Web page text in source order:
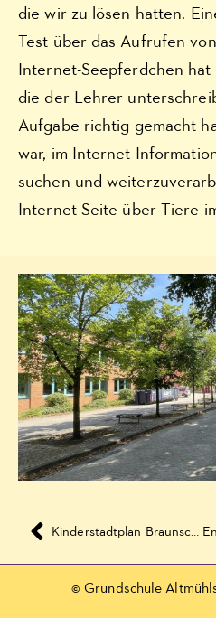
die wir zu lösen hatten.
Test über das Aufrufen
Internet-Seepferdchen
die der Lehrer
Aufgabe richtig gemacht
war, im Internet
suchen und
Internet-Seite über Tiere
© Grundschule